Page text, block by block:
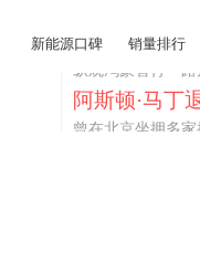
新能源口碑 销量排行